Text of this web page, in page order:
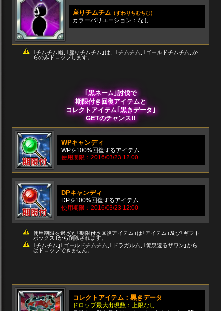
座りチムチム （すわりちむちむ）
カラーバリエーション：なし
｢チムチム帽｣｢座りチムチム｣は、｢チムチム｣｢ゴールドチムチム｣か
らのみドロップします。
｢黒ネーム｣討伐で
期限付き回復アイテムと
コレクトアイテム｢黒きデータ｣
GETのチャンス!!
WPキャンディ
WPを100%回復するアイテム
使用期限：2016/03/23 12:00
DPキャンディ
DPを100%回復するアイテム
使用期限：2016/03/23 12:00
使用期限を過ぎた｢期限付き回復アイテム｣は｢アイテム｣及び｢ギフト
ボックス｣から削除されます。
｢チムチム｣｢ゴールドチムチム｣｢ドラガルム｣｢黄泉還るザワン｣から
はドロップできません。
コレクトアイテム：黒きデータ
ドロップ最大出現数：上限なし